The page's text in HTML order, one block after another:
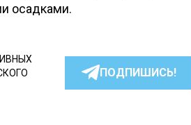
осадками.
ПОДПИШИСЬ!